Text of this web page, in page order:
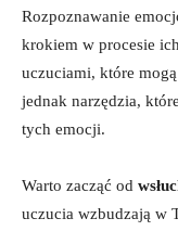
Rozpoznawanie
krokiem w procesie
uczuciami, które
jednak narzędzia,
tych emocji.
Warto zacząć od
uczucia wzbudzają w